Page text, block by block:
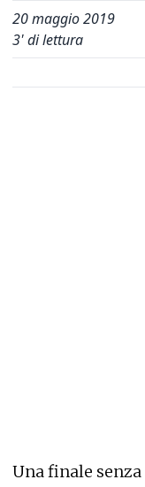
20 maggio 2019
3' di lettura
Una finale